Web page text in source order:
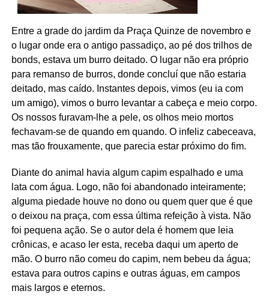
Entre a grade do jardim da Praça Quinze de novembro e
o lugar onde era o antigo passadiço, ao pé dos trilhos de
bonds, estava um burro deitado. O lugar não era próprio
para remanso de burros, donde concluí que não estaria
deitado, mas caído. Instantes depois, vimos (eu ia com
um amigo), vimos o burro levantar a cabeça e meio corpo.
Os nossos furavam-lhe a pele, os olhos meio mortos
fechavam-se de quando em quando. O infeliz cabeceava,
mas tão frouxamente, que parecia estar próximo do fim.
Diante do animal havia algum capim espalhado e uma
lata com água. Logo, não foi abandonado inteiramente;
alguma piedade houve no dono ou quem quer que é que
o deixou na praça, com essa última refeição à vista. Não
foi pequena ação. Se o autor dela é homem que leia
crônicas, e acaso ler esta, receba daqui um aperto de
mão. O burro não comeu do capim, nem bebeu da água;
estava para outros capins e outras águas, em campos
mais largos e eternos.